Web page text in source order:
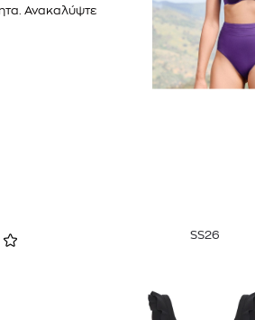
MC2
120,00
Ανακαλύψτε
SS26